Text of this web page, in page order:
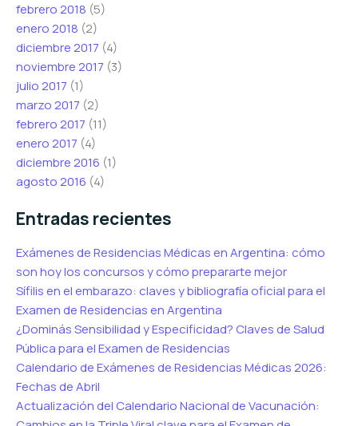
febrero 2018 (5)
enero 2018 (2)
diciembre 2017 (4)
noviembre 2017 (3)
julio 2017 (1)
marzo 2017 (2)
febrero 2017 (11)
enero 2017 (4)
diciembre 2016 (1)
agosto 2016 (4)
Entradas recientes
Exámenes de Residencias Médicas en Argentina: cómo
son hoy los concursos y cómo prepararte mejor
Sífilis en el embarazo: claves y bibliografía oficial para el
Examen de Residencias en Argentina
¿Dominás Sensibilidad y Especificidad? Claves de Salud
Pública para el Examen de Residencias
Calendario de Exámenes de Residencias Médicas 2026:
Fechas de Abril
Actualización del Calendario Nacional de Vacunación: